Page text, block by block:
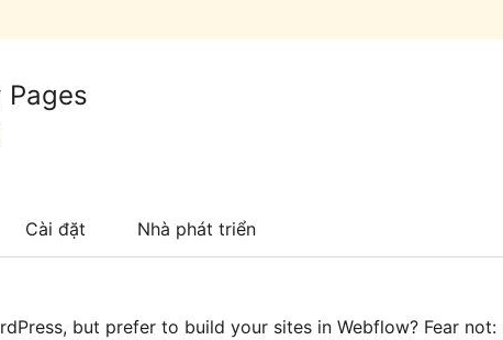
Pages
Cài đặt Nhà phát triển
but prefer to build your sites in Webflow? Fear not: